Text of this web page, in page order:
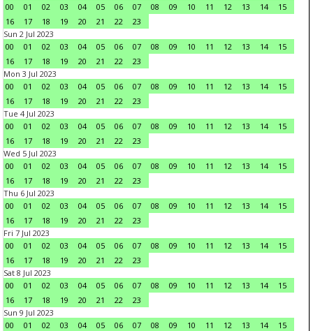
00
01 02 03 04 05 06 07 08 09 10 11 12 13 14
15
16
17 18 19 20 21 22
23
Sun 2 Jul 2023
00
01 02 03 04 05 06 07 08 09 10 11 12 13 14
15
16
17 18 19 20 21 22
23
Mon 3 Jul 2023
00
01 02 03 04 05 06 07 08 09 10 11 12 13 14
15
16
17 18 19 20 21 22
23
Tue 4 Jul 2023
00
01 02 03 04 05 06 07 08 09 10 11 12 13 14
15
16
17 18 19 20 21 22
23
Wed 5 Jul 2023
00
01 02 03 04 05 06 07 08 09 10 11 12 13 14
15
16
17 18 19 20 21 22
23
Thu 6 Jul 2023
00
01 02 03 04 05 06 07 08 09 10 11 12 13 14
15
16
17 18 19 20 21 22
23
Fri 7 Jul 2023
00
01 02 03 04 05 06 07 08 09 10 11 12 13 14
15
16
17 18 19 20 21 22
23
Sat 8 Jul 2023
00
01 02 03 04 05 06 07 08 09 10 11 12 13 14
15
16
17 18 19 20 21 22
23
Sun 9 Jul 2023
00
01 02 03 04 05 06 07 08 09 10 11 12 13 14
15